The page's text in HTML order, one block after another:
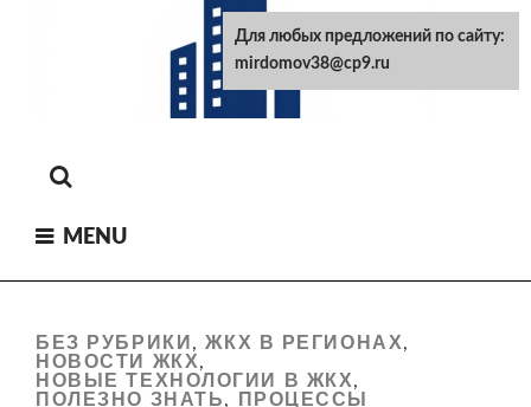
MENU
БЕЗ РУБРИКИ ,ЖКХ В РЕГИОНАХ,
НОВОСТИ ЖКХ,
НОВЫЕ ТЕХНОЛОГИИ В ЖКХ,
ПОЛЕЗНО ЗНАТЬ, ПРОЦЕССЫ
Для любых предложений по сайту:
mirdomov38@cp9.ru